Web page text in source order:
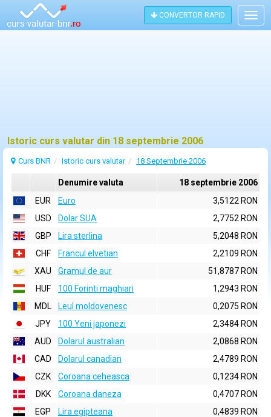
CONVERTOR RAPID
Istoric curs valutar din 18 septembrie 2006
Curs BNR Istoric curs valutar 18 Septembrie 2006
Denumire valuta
18 septembrie 2006
EUR
Euro
3,5122 RON
USD
Dolar SUA
2,7752 RON
GBP
Lira sterlina
5,2048 RON
CHF
Francul elvetian
2,2109 RON
XAU
Gramul de aur
51,8787 RON
HUF
100 Forinti maghiari
1,2943 RON
MDL
Leul moldovenesc
0,2075 RON
JPY
100 Yeni japonezi
2,3484 RON
AUD
Dolarul australian
2,0868 RON
CAD
Dolarul canadian
2,4789 RON
CZK
Coroana ceheasca
0,1234 RON
DKK
Coroana daneza
0,4707 RON
EGP
Lira egipteana
0,4839 RON